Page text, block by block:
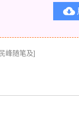

峰随笔及]